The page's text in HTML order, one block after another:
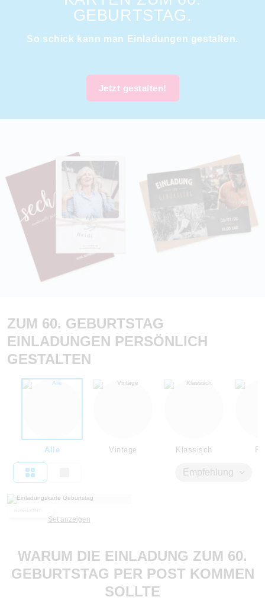
GEBURTSTAG.
So schick kann man Einladungen gestalten.
Jetzt gestalten!
ZUM 60. GEBURTSTAG
EINLADUNGEN PERSÖNLICH
GESTALTEN
Alle Vintage Klassisch
Empfehlung
Set anzeigen
WARUM DIE EINLADUNG ZUM 60.
GEBURTSTAG PER POST KOMMEN
SOLLTE